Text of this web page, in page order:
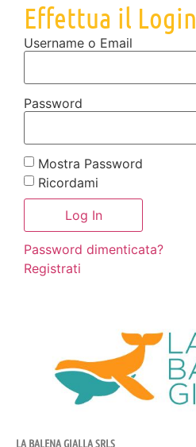
Effettua il Login
Username o Email
Password
Mostra Password
Ricordami
Password dimenticata?
Registrati
LA BALENA GIALLA SRLS